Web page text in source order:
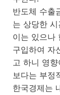
반도체 수출
는 상당한
이는 있으나
구입하여 자
고 하니 영
보다는 부정
한국경제는